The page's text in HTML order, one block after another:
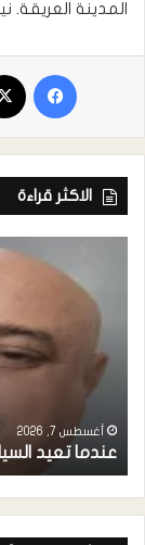
المدينة
الاكثر قراءة
أغسطس 7, 2026
عندما تعيد